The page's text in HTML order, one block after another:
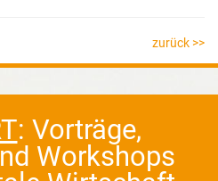
zurück >>
: Vorträge,
Workshops